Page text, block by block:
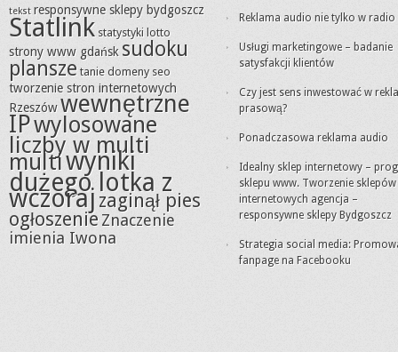
tekst responsywne sklepy bydgoszcz
Statlink statystyki lotto
strony www gdańsk sudoku
plansze tanie domeny seo
tworzenie stron internetowych
Rzeszówwewnętrzne
IPwylosowane
liczby w multi
multiwyniki
dużego lotka z
wczoraj zaginął pies
ogłoszenieZnaczenie
imienia Iwona
Reklama audio nie tylko w radio
Usługi marketingowe – badanie
satysfakcji klientów
Czy jest sens inwestować w
prasową?
Ponadczasowa reklama audio
Idealny sklep internetowy –
sklepu www. Tworzenie sklepów
internetowych agencja –
responsywne sklepy Bydgoszcz
Strategia social media:
fanpage na Facebooku